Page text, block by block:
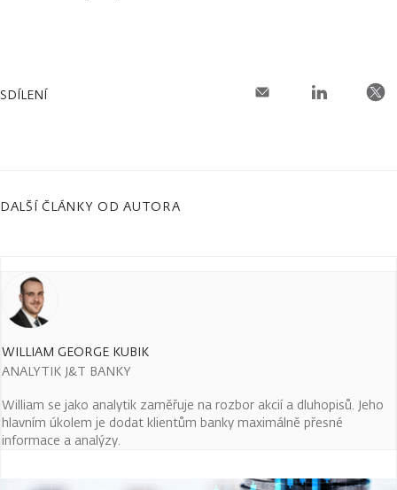
SDÍLENÍ
DALŠÍ ČLÁNKY OD AUTORA
WILLIAM GEORGE KUBIK
ANALYTIK J&T BANKY
William se jako analytik zaměřuje na rozbor akcií a dluhopisů. Jeho
hlavním úkolem je dodat klientům banky maximálně přesné
informace a analýzy.